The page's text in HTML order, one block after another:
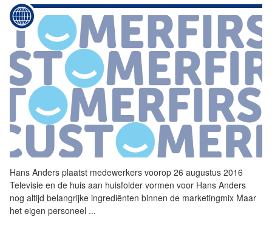
Hans Anders plaatst medewerkers voorop 26 augustus 2016
Televisie en de huis aan huisfolder vormen voor Hans Anders
nog altijd belangrijke ingrediënten binnen de marketingmix Maar
het eigen personeel ...